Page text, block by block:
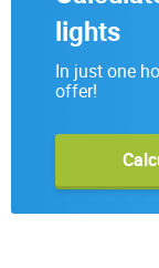
lights
In just one
offer!